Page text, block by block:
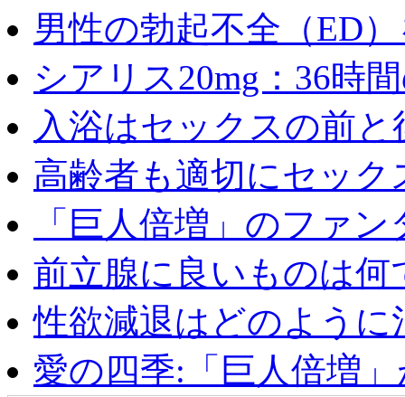
男性の勃起不全（ED
シアリス20mg：36時
入浴はセックスの前
高齢者も適切にセック
「巨人倍増」のファ
前立腺に良いものは何
性欲減退はどのように
愛の四季:「巨人倍増